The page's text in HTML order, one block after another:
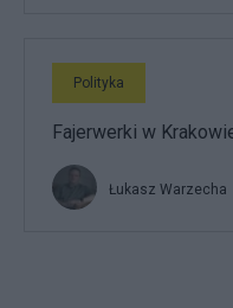
Polityka
Fajerwerki w
Łukasz Warzecha